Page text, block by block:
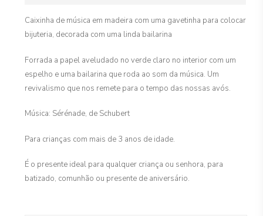
Caixinha de música em madeira com uma gavetinha para colocar
bijuteria, decorada com uma linda bailarina
Forrada a papel aveludado no verde claro no interior com um
espelho e uma bailarina que roda ao som da música. Um
revivalismo que nos remete para o tempo das nossas avós.
Música: Sérénade, de Schubert
Para crianças com mais de 3 anos de idade.
É o presente ideal para qualquer criança ou senhora, para
batizado, comunhão ou presente de aniversário.